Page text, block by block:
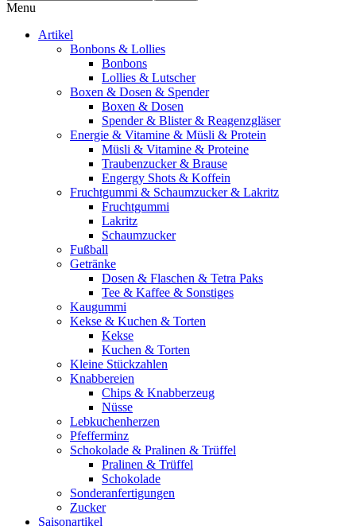
Menu
Artikel
Bonbons & Lollies
Bonbons
Lollies & Lutscher
Boxen & Dosen & Spender
Boxen & Dosen
Spender & Blister & Reagenzgläser
Energie & Vitamine & Müsli & Protein
Müsli & Vitamine & Proteine
Traubenzucker & Brause
Engergy Shots & Koffein
Fruchtgummi & Schaumzucker & Lakritz
Fruchtgummi
Lakritz
Schaumzucker
Fußball
Getränke
Dosen & Flaschen & Tetra Paks
Tee & Kaffee & Sonstiges
Kaugummi
Kekse & Kuchen & Torten
Kekse
Kuchen & Torten
Kleine Stückzahlen
Knabbereien
Chips & Knabberzeug
Nüsse
Lebkuchenherzen
Pfefferminz
Schokolade & Pralinen & Trüffel
Pralinen & Trüffel
Schokolade
Sonderanfertigungen
Zucker
Saisonartikel